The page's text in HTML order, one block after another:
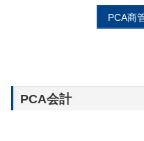
PCA商
PCA会計